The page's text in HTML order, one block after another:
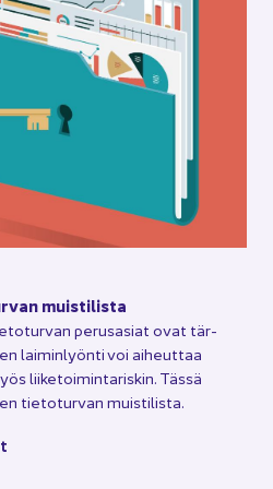
muis­ti­lis­ta
pe­rus­asiat ovat tär­
lai­min­lyön­ti voi ai­heut­taa
lii­ke­toi­min­ta­ris­kin. Tässä
tie­to­tur­van muis­ti­lis­ta.